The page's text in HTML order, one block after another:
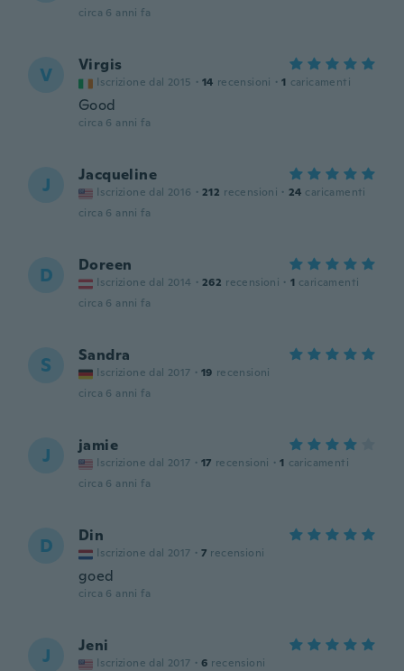
circa 6 anni fa
V Virgis
Iscrizione dal 2015 · 14 recensioni · 1 caricamenti
Good
circa 6 anni fa
J Jacqueline
Iscrizione dal 2016 · 212 recensioni · 24 caricamenti
circa 6 anni fa
D Doreen
Iscrizione dal 2014 · 262 recensioni · 1 caricamenti
circa 6 anni fa
S Sandra
Iscrizione dal 2017 · 19 recensioni
circa 6 anni fa
J jamie
Iscrizione dal 2017 · 17 recensioni · 1 caricamenti
circa 6 anni fa
D Din
Iscrizione dal 2017 · 7 recensioni
goed
circa 6 anni fa
J Jeni
Iscrizione dal 2017 · 6 recensioni